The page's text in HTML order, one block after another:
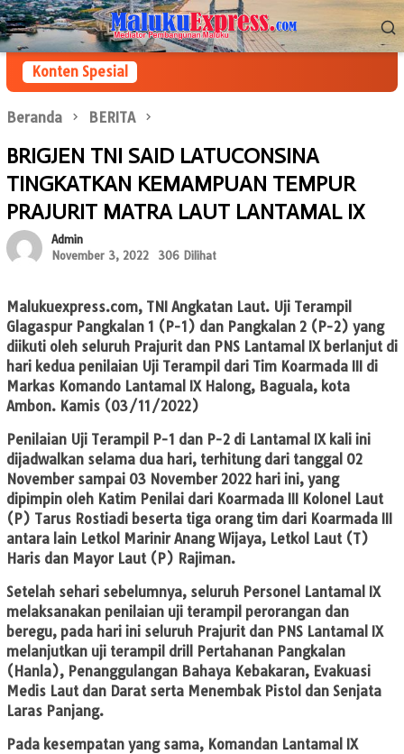
Loncat
ke
konten
Menu
Mobile
Konten Spesial
Beranda BERITA
BRIGJEN TNI SAID LATUCONSINA
TINGKATKAN KEMAMPUAN TEMPUR
PRAJURIT MATRA LAUT LANTAMAL IX
Admin
November 3, 2022
306 Dilihat
Malukuexpress.com, TNI Angkatan Laut. Uji Terampil
Glagaspur Pangkalan 1 (P-1) dan Pangkalan 2 (P-2) yang
diikuti oleh seluruh Prajurit dan PNS Lantamal IX berlanjut di
hari kedua penilaian Uji Terampil dari Tim Koarmada III di
Markas Komando Lantamal IX Halong, Baguala, kota
Ambon. Kamis (03/11/2022)
Penilaian Uji Terampil P-1 dan P-2 di Lantamal IX kali ini
dijadwalkan selama dua hari, terhitung dari tanggal 02
November sampai 03 November 2022 hari ini, yang
dipimpin oleh Katim Penilai dari Koarmada III Kolonel Laut
(P) Tarus Rostiadi beserta tiga orang tim dari Koarmada III
antara lain Letkol Marinir Anang Wijaya, Letkol Laut (T)
Haris dan Mayor Laut (P) Rajiman.
Setelah sehari sebelumnya, seluruh Personel Lantamal IX
melaksanakan penilaian uji terampil perorangan dan
beregu, pada hari ini seluruh Prajurit dan PNS Lantamal IX
melanjutkan uji terampil drill Pertahanan Pangkalan
(Hanla), Penanggulangan Bahaya Kebakaran, Evakuasi
Medis Laut dan Darat serta Menembak Pistol dan Senjata
Laras Panjang.
Pada kesempatan yang sama, Komandan Lantamal IX